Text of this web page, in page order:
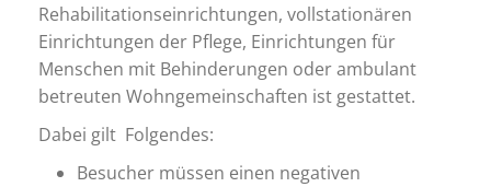
Rehabilitationseinrichtungen, vollstationären
Einrichtungen der Pflege, Einrichtungen für
Menschen mit Behinderungen oder ambulant
betreuten Wohngemeinschaften ist gestattet.
Dabei gilt Folgendes:
Besucher müssen einen negativen